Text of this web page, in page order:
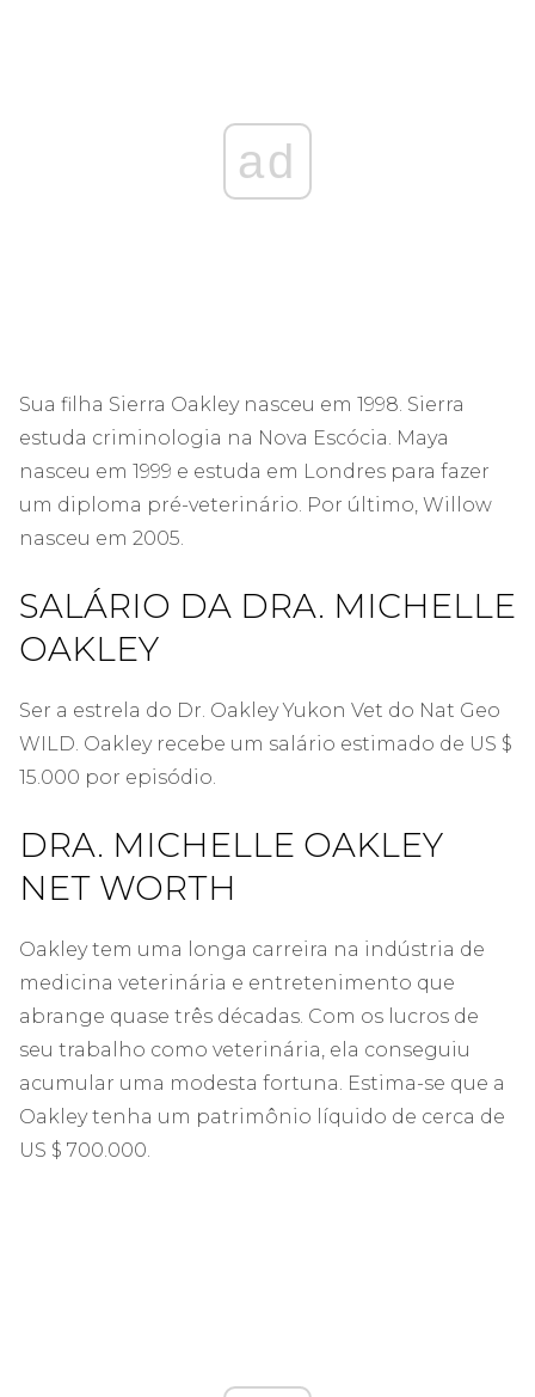
ad
Sua filha Sierra Oakley nasceu em 1998. Sierra
estuda criminologia na Nova Escócia. Maya
nasceu em 1999 e estuda em Londres para fazer
um diploma pré-veterinário. Por último, Willow
nasceu em 2005.
SALÁRIO DA DRA. MICHELLE
OAKLEY
Ser a estrela do Dr. Oakley Yukon Vet do Nat Geo
WILD. Oakley recebe um salário estimado de US $
15.000 por episódio.
DRA. MICHELLE OAKLEY
NET WORTH
Oakley tem uma longa carreira na indústria de
medicina veterinária e entretenimento que
abrange quase três décadas. Com os lucros de
seu trabalho como veterinária, ela conseguiu
acumular uma modesta fortuna. Estima-se que a
Oakley tenha um patrimônio líquido de cerca de
US $ 700.000.